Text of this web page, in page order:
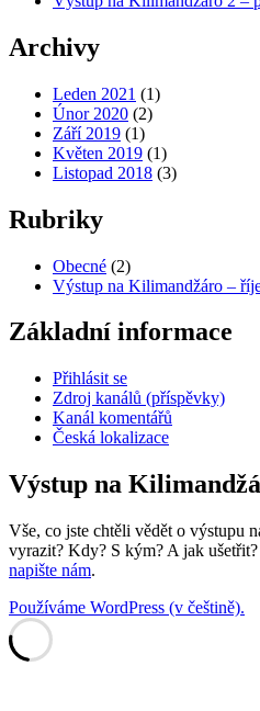
Archivy
Leden 2021 (1)
Únor 2020 (2)
Září 2019 (1)
Květen 2019 (1)
Listopad 2018 (3)
Rubriky
Obecné (2)
Výstup na Kilimandžáro –
Základní informace
Přihlásit se
Zdroj kanálů (příspěvky)
Kanál komentářů
Česká lokalizace
Výstup na
Vše, co jste chtěli vědět o výstupu
vyrazit? Kdy? S kým? A jak
napište nám.
Používáme WordPress (v češtině).